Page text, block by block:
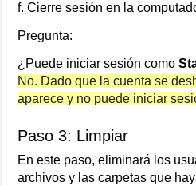
f. Cierre sesión en la
Pregunta:
¿Puede iniciar sesión como
No. Dado que la cuenta se
aparece y no puede iniciar
Paso 3: Limpiar
En este paso, eliminará los
archivos y las carpetas que